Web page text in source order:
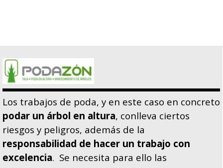
Los trabajos de poda, y en este caso en concreto
podar un árbol en altura, conlleva ciertos
riesgos y peligros, además de la
responsabilidad de hacer un trabajo con
excelencia. Se necesita para ello las